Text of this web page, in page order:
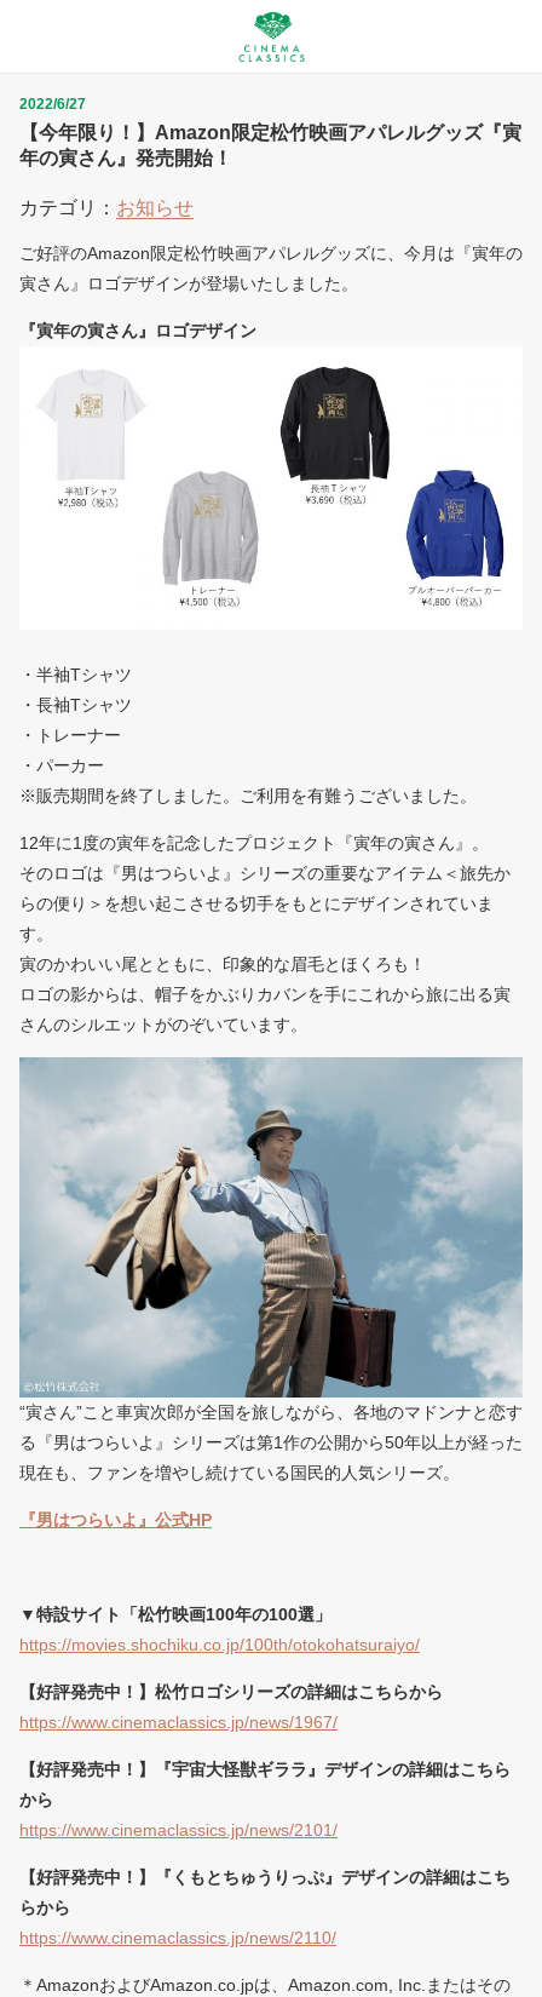
【今年限り！】Amazon限定松竹映画アパレルグッズ『寅
年の寅さん』発売開始！
2022/6/27
カテゴリ： お知らせ
ご好評のAmazon限定松竹映画アパレルグッズに、今月は『寅年の
寅さん』ロゴデザインが登場いたしました。
『寅年の寅さん』ロゴデザイン
・半袖Tシャツ
・長袖Tシャツ
・トレーナー
・パーカー
※販売期間を終了しました。ご利用を有難うございました。
12年に1度の寅年を記念したプロジェクト『寅年の寅さん』。
そのロゴは『男はつらいよ』シリーズの重要なアイテム＜旅先か
らの便り＞を想い起こさせる切手をもとにデザインされていま
す。
寅のかわいい尾とともに、印象的な眉毛とほくろも！
ロゴの影からは、帽子をかぶりカバンを手にこれから旅に出る寅
さんのシルエットがのぞいています。
“寅さん”こと車寅次郎が全国を旅しながら、各地のマドンナと恋す
る『男はつらいよ』シリーズは第1作の公開から50年以上が経った
現在も、ファンを増やし続けている国民的人気シリーズ。
『男はつらいよ』公式HP
▼特設サイト「松竹映画100年の100選」
https://movies.shochiku.co.jp/100th/otokohatsuraiyo/
【好評発売中！】松竹ロゴシリーズの詳細はこちらから
https://www.cinemaclassics.jp/news/1967/
【好評発売中！】『宇宙大怪獣ギララ』デザインの詳細はこちら
から
https://www.cinemaclassics.jp/news/2101/
【好評発売中！】『くもとちゅうりっぷ』デザインの詳細はこち
らから
https://www.cinemaclassics.jp/news/2110/
＊AmazonおよびAmazon.co.jpは、Amazon.com, Inc.またはその